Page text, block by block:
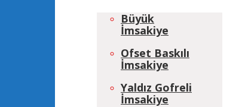
Büyük
İmsakiye
Ofset Baskılı
İmsakiye
Yaldız Gofreli
İmsakiye